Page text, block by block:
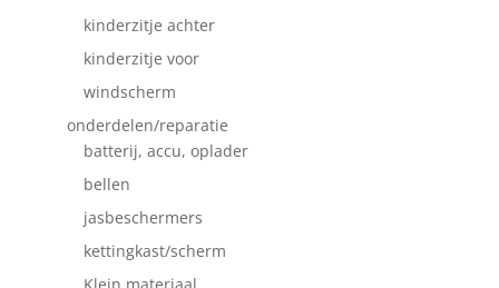
kinderzitje achter
kinderzitje voor
windscherm
onderdelen/reparatie
batterij, accu, oplader
bellen
jasbeschermers
kettingkast/scherm